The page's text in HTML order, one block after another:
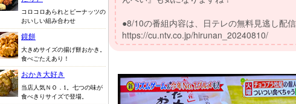
コロコロあられとピーナッツの
おいしい組み合わせ
鏡餅
大きめサイズの揚げ餅おかき。
食べごたえあり！
おかき大好き
当店人気ＮＯ．1。七つの味が
食べきりサイズで登場。